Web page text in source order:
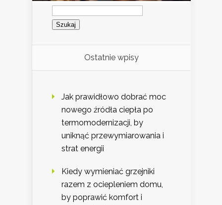
Szukaj:
Ostatnie wpisy
Jak prawidłowo dobrać moc
nowego źródła ciepła po
termomodernizacji, by
uniknąć przewymiarowania i
strat energii
Kiedy wymieniać grzejniki
razem z ociepleniem domu,
by poprawić komfort i